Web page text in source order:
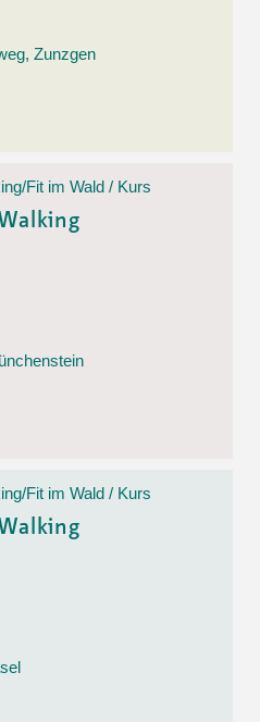
Zunzgen
Fit im Wald / Kurs
Fit im Wald / Kurs